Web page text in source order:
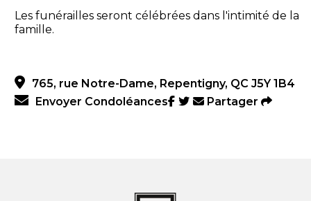
Les funérailles seront célébrées dans l'intimité de la
famille.
765, rue Notre-Dame, Repentigny, QC J5Y 1B4
Envoyer Condoléances
Partager